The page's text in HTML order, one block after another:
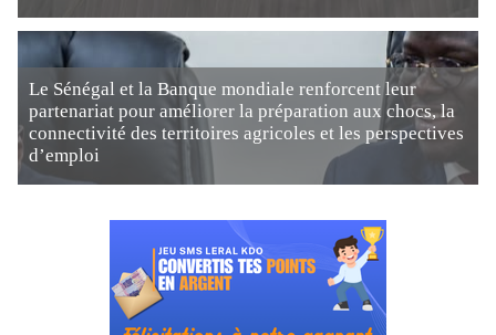
Le Sénégal et la Banque mondiale renforcent leur
partenariat pour améliorer la préparation aux chocs, la
connectivité des territoires agricoles et les perspectives
d’emploi